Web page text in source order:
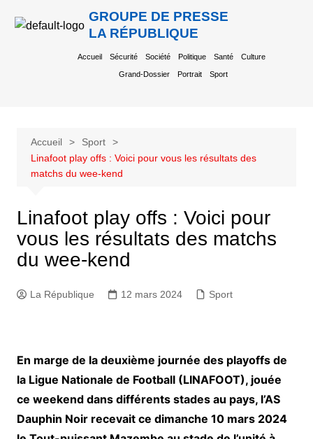
GROUPE DE PRESSE
LA RÉPUBLIQUE
Accueil Sécurité Société Politique Santé Culture
Grand-Dossier Portrait Sport
Accueil
Sport
Linafoot play offs : Voici pour vous les résultats des
matchs du wee-kend
Linafoot play offs : Voici pour
vous les résultats des matchs
du wee-kend
La République 12 mars 2024 Sport
En marge de la deuxième journée des playoffs de
la Ligue Nationale de Football (LINAFOOT), jouée
ce weekend dans différents stades au pays, l’AS
Dauphin Noir recevait ce dimanche 10 mars 2024